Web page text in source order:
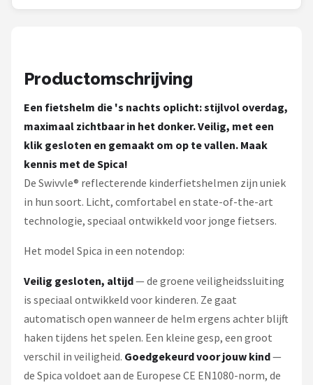
Productomschrijving
Een fietshelm die 's nachts oplicht: stijlvol overdag,
maximaal zichtbaar in het donker. Veilig, met een
klik gesloten en gemaakt om op te vallen. Maak
kennis met de Spica!
De Swivvle® reflecterende kinderfietshelmen zijn uniek
in hun soort. Licht, comfortabel en state-of-the-art
technologie, speciaal ontwikkeld voor jonge fietsers.
Het model Spica in een notendop:
Veilig gesloten, altijd— de groene veiligheidssluiting
is speciaal ontwikkeld voor kinderen. Ze gaat
automatisch open wanneer de helm ergens achter blijft
haken tijdens het spelen. Een kleine gesp, een groot
verschil in veiligheid. Goedgekeurd voor jouw kind—
de Spica voldoet aan de Europese CE EN1080-norm, de